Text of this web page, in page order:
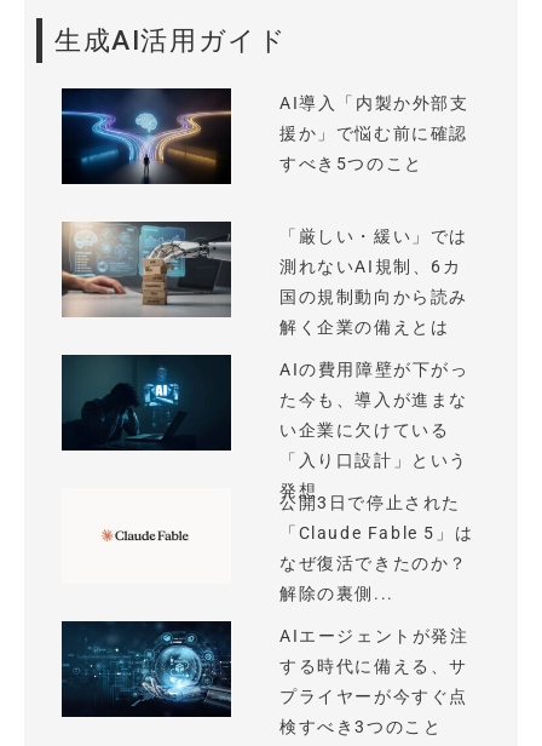
生成AI活用ガイド
AI導入「内製か外部支
援か」で悩む前に確認
すべき5つのこと
「厳しい・緩い」では
測れないAI規制、6カ
国の規制動向から読み
解く企業の備えとは
AIの費用障壁が下がっ
た今も、導入が進まな
い企業に欠けている
「入り口設計」という
発想
公開3日で停止された
「Claude Fable 5」は
なぜ復活できたのか？
解除の裏側...
AIエージェントが発注
する時代に備える、サ
プライヤーが今すぐ点
検すべき3つのこと